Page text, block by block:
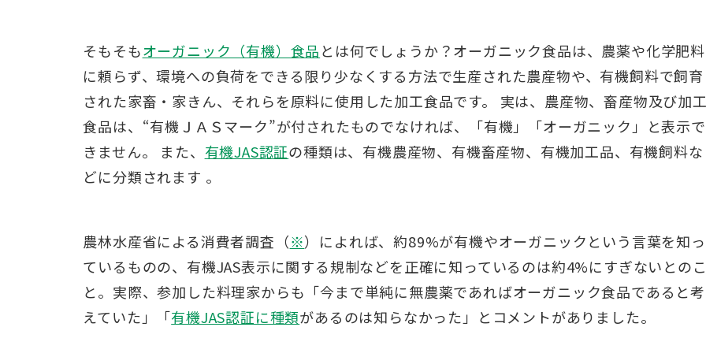
そもそもオーガニック（有機）食品とは何でしょうか？オーガニック食品は、農薬や化学肥料
に頼らず、環境への負荷をできる限り少なくする方法で生産された農産物や、有機飼料で飼育
された家畜・家きん、それらを原料に使用した加工食品です。 実は、農産物、畜産物及び加
食品は、“有機ＪＡＳマーク”が付されたものでなければ、「有機」「オーガニック」と表示で
きません。 また、 有機JAS認証の種類は、有機農産物、有機畜産物、有機加工品、有機飼料な
どに分類されます 。
農林水産省による消費者調査（※）によれば、約89%が有機やオーガニックという言葉を知っ
ているものの、有機JAS表示に関する規制などを正確に知っているのは約4%にすぎないとの
と。実際、参加した料理家からも「今まで単純に無農薬であればオーガニック食品であると考
えていた」「有機JAS認証に種類があるのは知らなかった」とコメントがありました。